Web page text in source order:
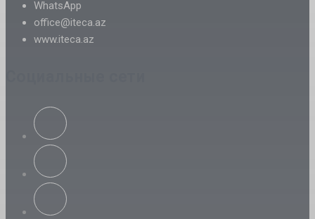
WhatsApp
office@iteca.az
www.iteca.az